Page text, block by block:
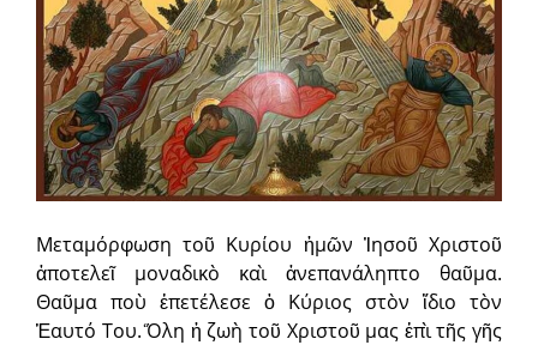
Μεταμόρφωση τοῦ Κυρίου ἡμῶν Ἰησοῦ Χριστοῦ
ἀποτελεῖ μοναδικὸ καὶ ἀνεπανάληπτο θαῦμα.
Θαῦμα ποὺ ἐπετέλεσε ὁ Κύριος στὸν ἴδιο τὸν
Ἑαυτό Του. Ὅλη ἡ ζωὴ τοῦ Χριστοῦ μας ἐπὶ τῆς γῆς